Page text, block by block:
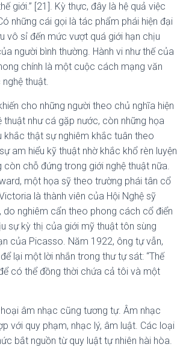
giới.” [21]. Kỳ thực, đây là hệ quả việc
những cái gọi là tác phẩm phái hiện đại
vô sỉ đến mức vượt quá giới hạn chịu
người bình thường. Hành vi như thế của
chính là một cuộc cách mạng văn
thuật.
cho những người theo chủ nghĩa hiện
thuật như cá gặp nước, còn những họa
khắc thật sự nghiêm khắc tuân theo
am hiểu kỹ thuật nhờ khắc khổ rèn luyện
còn chỗ đứng trong giới nghệ thuật nữa.
một họa sỹ theo trường phái tân cổ
là thành viên của Hội Nghệ sỹ
do nghiêm cẩn theo phong cách cổ điển
sự kỳ thị của giới mỹ thuật tôn sùng
của Picasso. Năm 1922, ông tự vẫn,
lại một lời nhắn trong thư tự sát: “Thế
có thể đồng thời chứa cả tôi và một
âm nhạc cũng tương tự. Âm nhạc
với quy phạm, nhạc lý, âm luật. Các loại
bắt nguồn từ quy luật tự nhiên hài hòa.